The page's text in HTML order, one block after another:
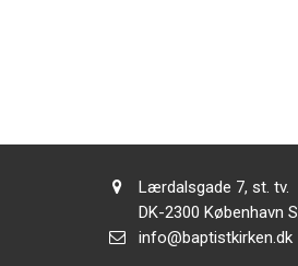
Adresse:
Lærdalsgade 7, st. tv.
Adresse:
DK-2300 København S
Send
info@baptistkirken.dk